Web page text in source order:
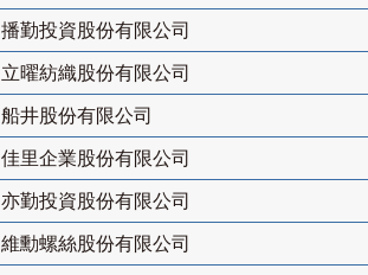
播勤投資股份有限公司
立曜紡織股份有限公司
船井股份有限公司
佳里企業股份有限公司
亦勤投資股份有限公司
維勳螺絲股份有限公司